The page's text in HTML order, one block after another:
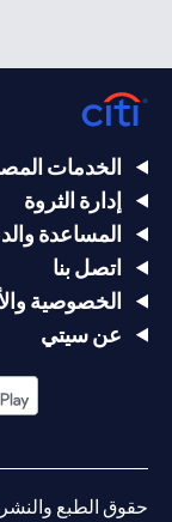
الخدمات
إدارة الثروة
المساعدة والدعم
اتصل بنا
الخصوصية والأمن
عن سيتي
new tab
الطبع والنشر محفوظة ©2026